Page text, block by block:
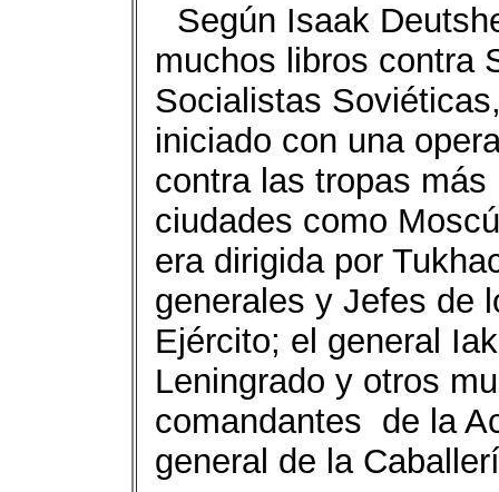
Según Isaak
muchos libros contra
Socialistas
iniciado con una
contra las tropas
ciudades como
era dirigida por
generales y Jefes de
Ejército; el general
Leningrado y otros
comandantes de la
general de la